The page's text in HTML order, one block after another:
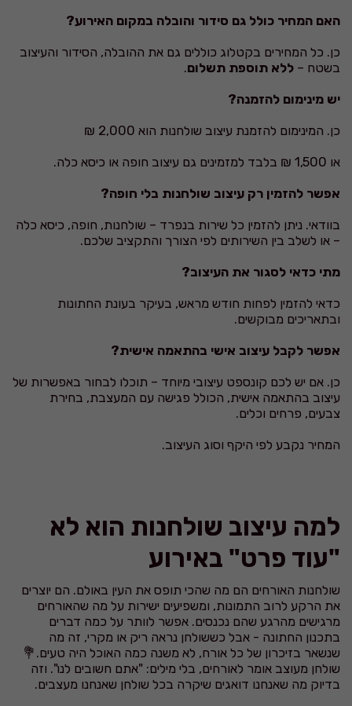
האם המחיר כולל גם סידור והובלה במקום האירוע?
כן. כל המחירים בקטלוג כוללים גם את ההובלה, הסידור והעיצוב
בשטח – ללא תוספת תשלום.
יש מינימום להזמנה?
כן. המינימום להזמנת עיצוב שולחנות הוא 2,000 ₪
או 1,500 ₪ בלבד למזמינים גם עיצוב חופה או כיסא כלה.
אפשר להזמין רק עיצוב שולחנות בלי חופה?
בוודאי. ניתן להזמין כל שירות בנפרד – שולחנות, חופה, כיסא כלה
– או לשלב בין השירותים לפי הצורך והתקציב שלכם.
מתי כדאי לסגור את העיצוב?
כדאי להזמין לפחות חודש מראש, בעיקר בעונת החתונות
ובתאריכים מבוקשים.
אפשר לקבל עיצוב אישי בהתאמה אישית?
כן. אם יש לכם קונספט עיצובי מיוחד – תוכלו לבחור באפשרות של
עיצוב בהתאמה אישית, הכולל פגישה עם המעצבת, בחירת
צבעים, פרחים וכלים.
המחיר נקבע לפי היקף וסוג העיצוב.
למה עיצוב שולחנות הוא לא
"עוד פרט" באירוע
שולחנות האורחים הם מה שהכי תופס את העין באולם. הם יוצרים
את הרקע לרוב התמונות, ומשפיעים ישירות על מה שהאורחים
מרגישים מהרגע שהם נכנסים. אפשר לוותר על כמה דברים
בתכנון החתונה - אבל כששולחן נראה ריק או מקרי, זה מה
שנשאר בזיכרון של כל אורח, לא משנה כמה האוכל היה טעים.💐
שולחן מעוצב אומר לאורחים, בלי מילים: "אתם חשובים לנו". וזה
בדיוק מה שאנחנו דואגים שיקרה בכל שולחן שאנחנו מעצבים.